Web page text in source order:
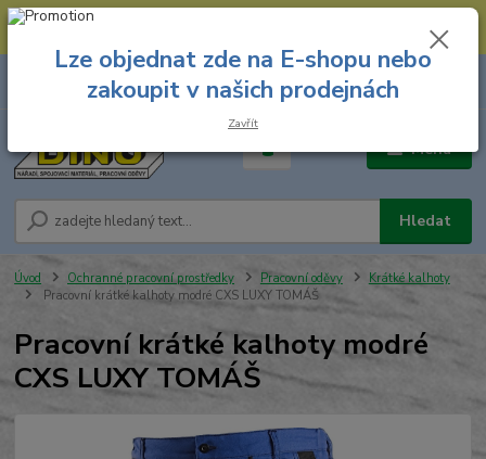
--- Spojovací materiál: 774 431 045 --- Prodejna nářadí: 731 449 423 --
Menu
Hledat
8.00 hod. - 16.00 hod.
za
Úvod Ochranné pracovní prostředky Pracovní oděvy
Krátké kalhoty
Pracovní krátké kalhoty modré CXS LUXY TOMÁŠ
Pracovní krátké kalhoty modré
CXS LUXY TOMÁŠ
Lze objednat zde na E-shopu nebo
zakoupit v našich prodejnách
Zavřít